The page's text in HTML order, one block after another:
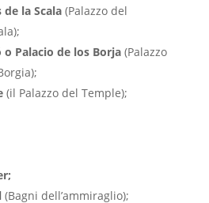
la Scala(Palazzo del
o Palacio de los Borja(Palazzo
(il Palazzo del Temple);
(Bagni dell’ammiraglio);